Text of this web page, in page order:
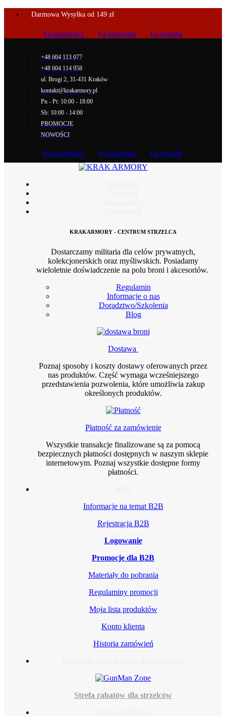
Darmowa Wysyłka od 149 zł
Fa-facebook-f Fa-instagram Fa-youtube
+48 604 113 077
+48 604 114 958
ul. Brogi 2, 31-431 Kraków
kontakt@krakarmory.pl
Pn - Pt: 10:00 - 18:00
Sb: 10:00 - 14:00
PROMOCJE
NOWOŚCI
Fa-facebook-f Fa-instagram Fa-youtube
KRAKARMORY - CENTRUM STRZELCA
Dostarczamy militaria dla celów prywatnych,
kolekcjonerskich oraz myśliwskich. Posiadamy
wieloletnie doświadczenie na polu broni i akcesoriów.
Regulamin
Informacje o nas
Doradztwo/Szkolenia
Blog
Dostawa
Poznaj sposoby i koszty dostawy oferowanych przez
nas produktów. Część wymaga wcześniejszego
przedstawienia pozwolenia, które umożliwia zakup
określonych produktów.
Płatność za zamówienie
Wszystkie transakcje finalizowane są za pomocą
bezpiecznych płatności dostępnych w naszym sklepie
internetowym. Poznaj wszystkie dostępne formy
płatności.
Informacje na temat B2B
Rejestracja B2B
Logowanie
Promocje dla B2B
Materiały do pobrania
Regulaminy promocji
Moja lista produktów
Konto klienta
Historia zamówień
Strefa rabatów dla strzelców